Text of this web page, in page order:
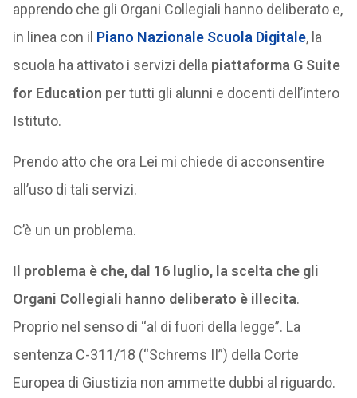
apprendo che gli Organi Collegiali hanno deliberato e,
in linea con il Piano Nazionale Scuola Digitale, la
scuola ha attivato i servizi della piattaforma G Suite
for Education per tutti gli alunni e docenti dell’intero
Istituto.
Prendo atto che ora Lei mi chiede di acconsentire
all’uso di tali servizi.
C’è un un problema.
Il problema è che, dal 16 luglio, la scelta che gli
Organi Collegiali hanno deliberato è illecita.
Proprio nel senso di “al di fuori della legge”. La
sentenza C-311/18 (“Schrems II”) della Corte
Europea di Giustizia non ammette dubbi al riguardo.